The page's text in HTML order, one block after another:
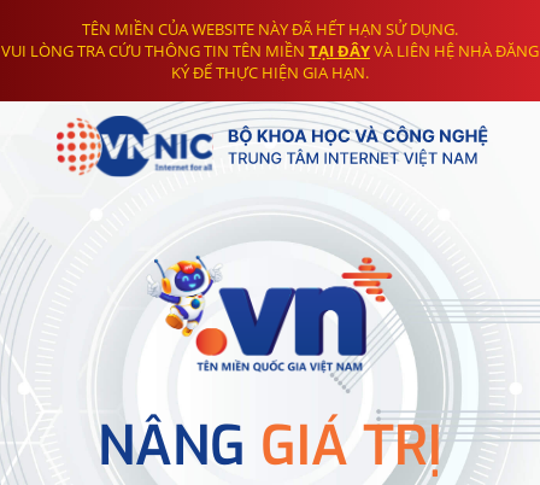
TÊN MIỀN CỦA WEBSITE NÀY ĐÃ HẾT HẠN SỬ DỤNG.
VUI LÒNG TRA CỨU THÔNG TIN TÊN MIỀN TẠI ĐÂYVÀ LIÊN HỆ NHÀ ĐĂNG
KÝ ĐỂ THỰC HIỆN GIA HẠN.
NÂNG GIÁ TRỊ